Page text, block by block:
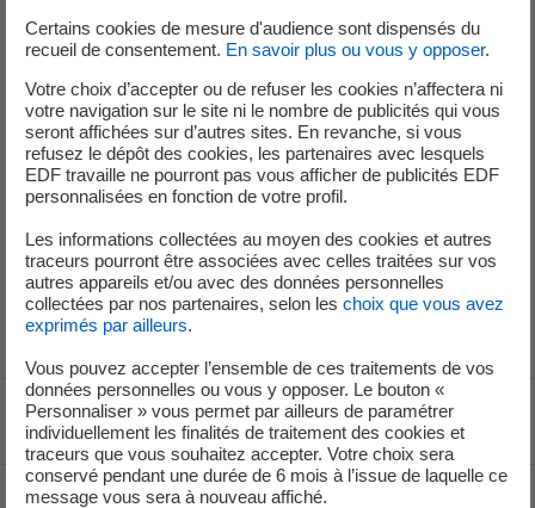
Vous n'avez pas accepté les cookies Youtube.
Si vous changez d'avis, il vous suffit de cliquer sur le bouton «
Accepter » pour pouvoir consulter la vidéo.
Accepter
Photos jointes @edf-medeo
Voir le fil d'ariane
Haut de page
Certains cookies de mesure d'audience sont dispensés du
recueil de consentement. En savoir plus ou vous y opposer.
Votre choix d’accepter ou de refuser les cookies n’affectera ni
votre navigation sur le site ni le nombre de publicités qui vous
seront affichées sur d’autres sites. En revanche, si vous
refusez le dépôt des cookies, les partenaires avec lesquels
EDF travaille ne pourront pas vous afficher de publicités EDF
personnalisées en fonction de votre profil.
Les informations collectées au moyen des cookies et autres
traceurs pourront être associées avec celles traitées sur vos
autres appareils et/ou avec des données personnelles
collectées par nos partenaires, selon les choix que vous avez
exprimés par ailleurs.
Vous pouvez accepter l’ensemble de ces traitements de vos
données personnelles ou vous y opposer. Le bouton «
Personnaliser » vous permet par ailleurs de paramétrer
individuellement les finalités de traitement des cookies et
traceurs que vous souhaitez accepter. Votre choix sera
conservé pendant une durée de 6 mois à l’issue de laquelle ce
message vous sera à nouveau affiché.